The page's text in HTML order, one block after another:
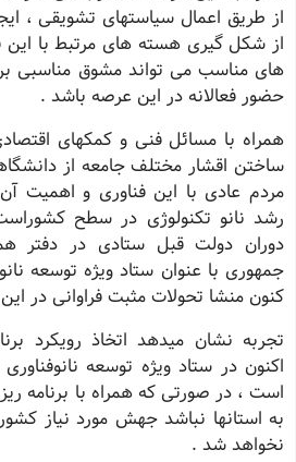
از طریق اعمال سیاستهای تشویقی ،
از شكل گیری هسته های مرتبط با
های مناسب می تواند مشوق
حضور فعالانه در این عرصه باشد .
همراه با مسائل فنی و كمكهای
ساختن اقشار مختلف جامعه از
مردم عادی با این فناوری و اهمیت
رشد نانو تكنولوژی در سطح
دوران دولت قبل ستادی در دفتر
جمهوری با عنوان ستاد ویژه توسعه
كنون منشا تحولات مثبت فراوانی در
تجربه نشان میدهد اتخاذ رویكرد
اكنون در ستاد ویژه توسعه
است ، در صورتی كه همراه با برنامه
به استانها نباشد جهش مورد نیاز
نخواهد شد .